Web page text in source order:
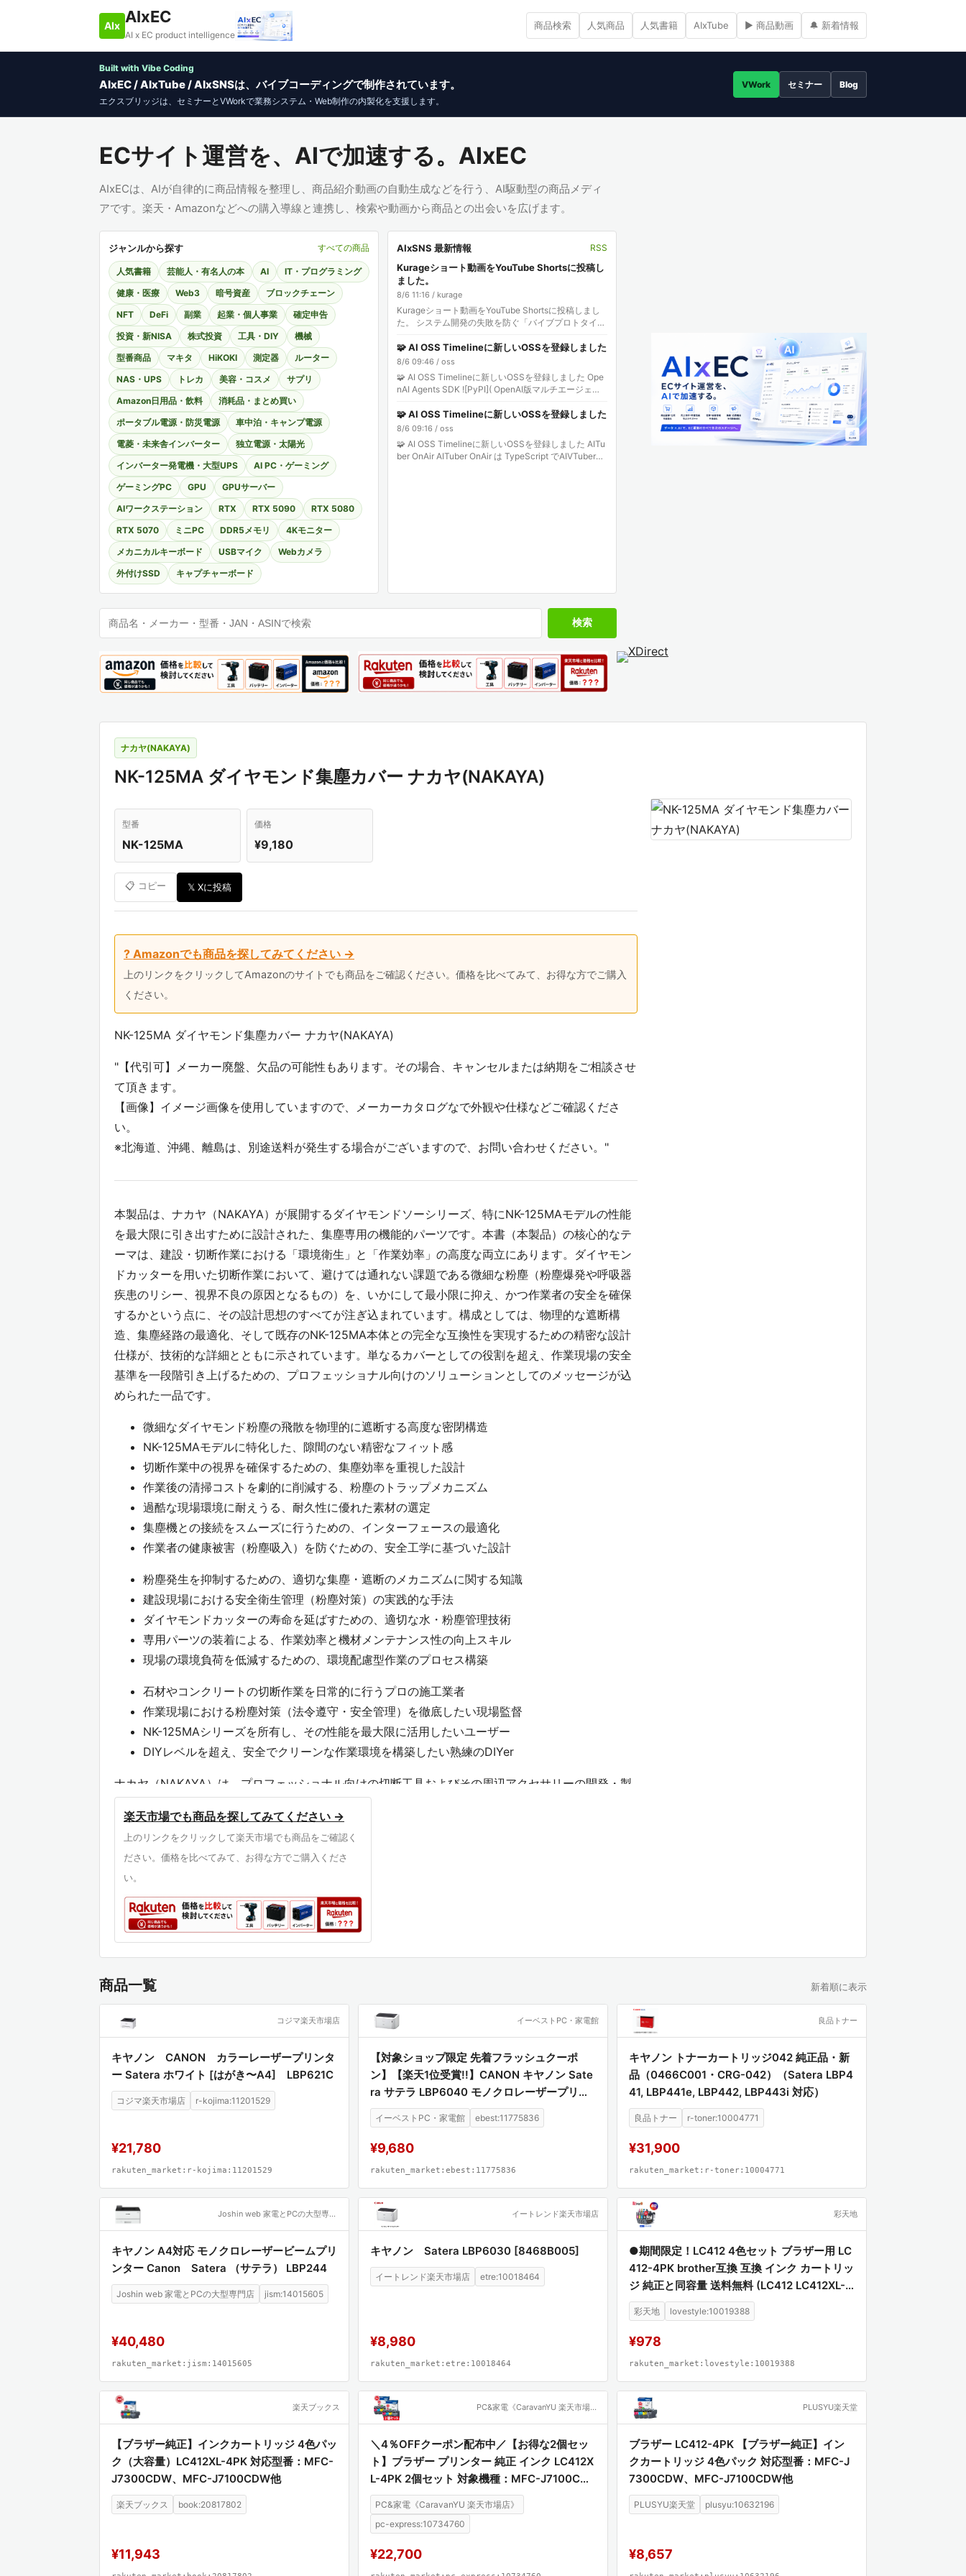
AIx AIxEC
AI x EC product intelligence
商品検索 人気商品 人気書籍 AIxTube ▶ 商品動画 🔔 新着情報
Built with Vibe Coding
AIxEC / AIxTube / AIxSNSは、バイブコーディングで制作されています。
エクスブリッジは、セミナーとVWorkで業務システム・Web制作の内製化を支援します。
VWork セミナー Blog
ECサイト運営を、AIで加速する。AIxEC
AIxECは、AIが自律的に商品情報を整理し、商品紹介動画の自動生成などを行う、AI駆動型の商品メディ
アです。楽天・Amazonなどへの購入導線と連携し、検索や動画から商品との出会いを広げます。
ジャンルから探す すべての商品
人気書籍 芸能人・有名人の本 AI
IT・プログラミング
健康・医療
Web3 暗号資産
ブロックチェーン
NFT
DeFi 副業 起業・個人事業
確定申告
投資・新NISA
株式投資 工具・DIY
機械
型番商品
マキタ HiKOKI 測定器
ルーター
NAS・UPS
トレカ 美容・コスメ
サプリ
Amazon日用品・飲料
消耗品・まとめ買い
ポータブル電源・防災電源
車中泊・キャンプ電源
電菱・未来舎インバーター
独立電源・太陽光
インバーター発電機・大型UPS
AI PC・ゲーミング
ゲーミングPC
GPU
GPUサーバー
AIワークステーション
RTX RTX 5090
RTX 5080
RTX 5070
ミニPC DDR5メモリ
4Kモニター
メカニカルキーボード
USBマイク
Webカメラ
外付けSSD
キャプチャーボード
AIxSNS 最新情報 RSS
Kurageショート動画をYouTube Shortsに投稿し
ました。
8/6 11:16 / kurage
Kurageショート動画をYouTube Shortsに投稿しまし
た。 システム開発の失敗を防ぐ「バイブプロトタイ
🧩 AI OSS Timelineに新しいOSSを登録しました
8/6 09:46 / oss
🧩 AI OSS Timelineに新しいOSSを登録しました Ope
nAI Agents SDK ![PyPI]( OpenAI版マルチエージェン
🧩 AI OSS Timelineに新しいOSSを登録しました
8/6 09:16 / oss
🧩 AI OSS Timelineに新しいOSSを登録しました AITu
ber OnAir AITuber OnAir は TypeScript でAIVTuber構
検索
ナカヤ(NAKAYA)
NK-125MA ダイヤモンド集塵カバー ナカヤ(NAKAYA)
型番
NK-125MA
価格
¥9,180
📋 コピー 𝕏 Xに投稿
? Amazonでも商品を探してみてください →
上のリンクをクリックしてAmazonのサイトでも商品をご確認ください。価格を比べてみて、お得な方でご購入
ください。
NK-125MA ダイヤモンド集塵カバー ナカヤ(NAKAYA)
"【代引可】メーカー廃盤、欠品の可能性もあります。その場合、キャンセルまたは納期をご相談させ
て頂きます。
【画像】イメージ画像を使用していますので、メーカーカタログなで外観や仕様などご確認くださ
い。
※北海道、沖縄、離島は、別途送料が発生する場合がございますので、お問い合わせください。"
本製品は、ナカヤ（NAKAYA）が展開するダイヤモンドソーシリーズ、特にNK-125MAモデルの性能
を最大限に引き出すために設計された、集塵専用の機能的パーツです。本書（本製品）の核心的なテ
ーマは、建設・切断作業における「環境衛生」と「作業効率」の高度な両立にあります。ダイヤモン
ドカッターを用いた切断作業において、避けては通れない課題である微細な粉塵（粉塵爆発や呼吸器
疾患のリシー、視界不良の原因となるもの）を、いかにして最小限に抑え、かつ作業者の安全を確保
するかという点に、その設計思想のすべてが注ぎ込まれています。構成としては、物理的な遮断構
造、集塵経路の最適化、そして既存のNK-125MA本体との完全な互換性を実現するための精密な設計
仕様が、技術的な詳細とともに示されています。単なるカバーとしての役割を超え、作業現場の安全
基準を一段階引き上げるための、プロフェッショナル向けのソリューションとしてのメッセージが込
められた一品です。
微細なダイヤモンド粉塵の飛散を物理的に遮断する高度な密閉構造
NK-125MAモデルに特化した、隙間のない精密なフィット感
切断作業中の視界を確保するための、集塵効率を重視した設計
作業後の清掃コストを劇的に削減する、粉塵のトラップメカニズム
過酷な現場環境に耐えうる、耐久性に優れた素材の選定
集塵機との接続をスムーズに行うための、インターフェースの最適化
作業者の健康被害（粉塵吸入）を防ぐための、安全工学に基づいた設計
粉塵発生を抑制するための、適切な集塵・遮断のメカニズムに関する知識
建設現場における安全衛生管理（粉塵対策）の実践的な手法
ダイヤモンドカッターの寿命を延ばすための、適切な水・粉塵管理技術
専用パーツの装着による、作業効率と機材メンテナンス性の向上スキル
現場の環境負荷を低減するための、環境配慮型作業のプロセス構築
石材やコンクリートの切断作業を日常的に行うプロの施工業者
作業現場における粉塵対策（法令遵守・安全管理）を徹底したい現場監督
NK-125MAシリーズを所有し、その性能を最大限に活用したいユーザー
DIYレベルを超え、安全でクリーンな作業環境を構築したい熟練のDIYer
ナカヤ（NAKAYA）は、プロフェッショナル向けの切断工具およびその周辺アクセサリーの開発・製
造に特化したメーカーです。長年にわたり、建設・土木現場の過酷なニーズに応えるための高精度な
製品を提供し続けてきました。その専門性は、単なる道具の製造に留まらず、作業者の安全と作業効
率を同時に向上させるための「周辺環境の制御」という視点にあります。他の製品群においても、ユ
ーザーの使い勝手と安全性に妥協しない、エンジニアリング重視の姿勢が貫かれています。
一般的な汎用型カバーと比較して、本製品はNK-125MA専用設計である点が決定的な違いです。汎用
製品では避けられない「隙間からの漏れ」や「装着の不安定さ」を排除しており、特定の機材におけ
る最適解を提供しています。単なる「粉塵防止」という共通テーマを持ちながらも、その精度と信頼
性において、既存の安価な代替品とは一線を画す、専用設計ならではの付加価値を持っています。
本製品は、単なるアクセサリーの域を超え、ダイヤモンドソーによる切断作業の「質」そのものを変
革する重要なコンポーネントです。導入することで、作業現場の粉塵飛散を劇的に抑え、作業者の健
康を守ると同時に、後片付けの負担を軽減するという、実利的なメリットを即座に享受できます。プ
るものであることを、この製品は証明しています。手元に置くべき、プロフェッショナルのための必
須装備と言えるでしょう。
楽天市場でも商品を探してみてください →
上のリンクをクリックして楽天市場でも商品をご確認く
ださい。価格を比べてみて、お得な方でご購入くださ
い。
商品一覧 新着順に表示
コジマ楽天市場店
キヤノン CANON カラーレーザープリンタ
ー Satera ホワイト [はがき〜A4] LBP621C
コジマ楽天市場店 r-kojima:11201529
¥21,780
rakuten_market:r-kojima:11201529
イーベストPC・家電館
【対象ショップ限定 先着フラッシュクーポ
ン】【楽天1位受賞!!】CANON キヤノン Sate
ra サテラ LBP6040 モノクロレーザープリン
ター A4対応 LBP6040
イーベストPC・家電館 ebest:11775836
¥9,680
rakuten_market:ebest:11775836
良品トナー
キヤノン トナーカートリッジ042 純正品・新
品（0466C001・CRG-042）（Satera LBP4
41, LBP441e, LBP442, LBP443i 対応）
良品トナー r-toner:10004771
¥31,900
rakuten_market:r-toner:10004771
Joshin web 家電とPCの大型専門店
キヤノン A4対応 モノクロレーザービームプリ
ンター Canon Satera （サテラ） LBP244
Joshin web 家電とPCの大型専門店 jism:14015605
¥40,480
rakuten_market:jism:14015605
イートレンド楽天市場店
キヤノン Satera LBP6030 [8468B005]
イートレンド楽天市場店 etre:10018464
¥8,980
rakuten_market:etre:10018464
彩天地
●期間限定！LC412 4色セット ブラザー用 LC
412-4PK brother互換 互換 インク カートリッ
ジ 純正と同容量 送料無料 (LC412 LC412XL-4
PK LC412BK LC412C LC412M LC412Y LC41
2XLBK LC412XLC LC412XLM LC412XLY MF
C-J7100CDW MFC-J7300CDW)
彩天地 lovestyle:10019388
¥978
rakuten_market:lovestyle:10019388
楽天ブックス
【ブラザー純正】インクカートリッジ 4色パッ
ク（大容量）LC412XL-4PK 対応型番：MFC-
J7300CDW、MFC-J7100CDW他
楽天ブックス book:20817802
¥11,943
PC&家電《CaravanYU 楽天市場店》
＼4％OFFクーポン配布中／【お得な2個セッ
ト】ブラザー プリンター 純正 インク LC412X
L-4PK 2個セット 対象機種：MFC-J7100CD
W、MFC-J7300CDW
PC&家電《CaravanYU 楽天市場店》
pc-express:10734760
¥22,700
PLUSYU楽天堂
ブラザー LC412-4PK 【ブラザー純正】イン
クカートリッジ 4色パック 対応型番：MFC-J
7300CDW、MFC-J7100CDW他
PLUSYU楽天堂 plusyu:10632196
¥8,657